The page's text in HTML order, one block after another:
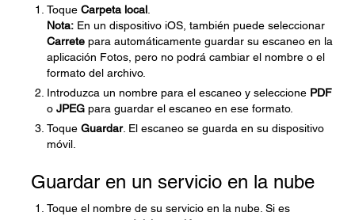
Toque Carpeta local
Nota: En un dispositivo iOS, también puede seleccionar
Carrete para automáticamente guardar su escaneo en la
aplicación Fotos, pero no podrá cambiar el nombre o el
formato del archivo.
Introduzca un nombre para el escaneo y seleccione PDF
o JPEG para guardar el escaneo en ese formato.
Toque Guardar. El escaneo se guarda en su dispositivo
móvil.
Guardar en un servicio en la nube
Toque el nombre de su servicio en la nube. Si es